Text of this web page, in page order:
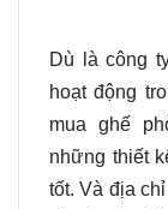
Dù là công
hoạt động
mua ghế
những thiết
tốt. Và địa